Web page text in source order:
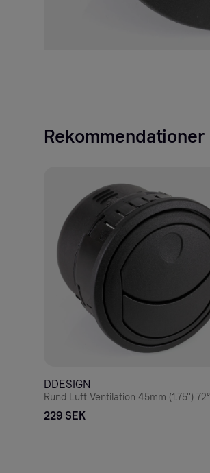
Rekommendationer
DDESIGN
Rund Luft Ventilation 45mm (1.75'') 72°
229 SEK